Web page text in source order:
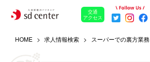
交通
アクセス
HOME 求人情報検索 スーパーでの裏方業務